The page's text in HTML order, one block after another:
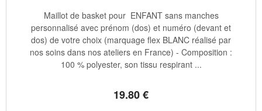
19.80€
Maillot de basket pour ENFANT sans manches
personnalisé avec prénom (dos) et numéro (devant et
dos) de votre choix (marquage flex BLANC réalisé par
nos soins dans nos ateliers en France) - Composition :
100 % polyester, son tissu respirant ...